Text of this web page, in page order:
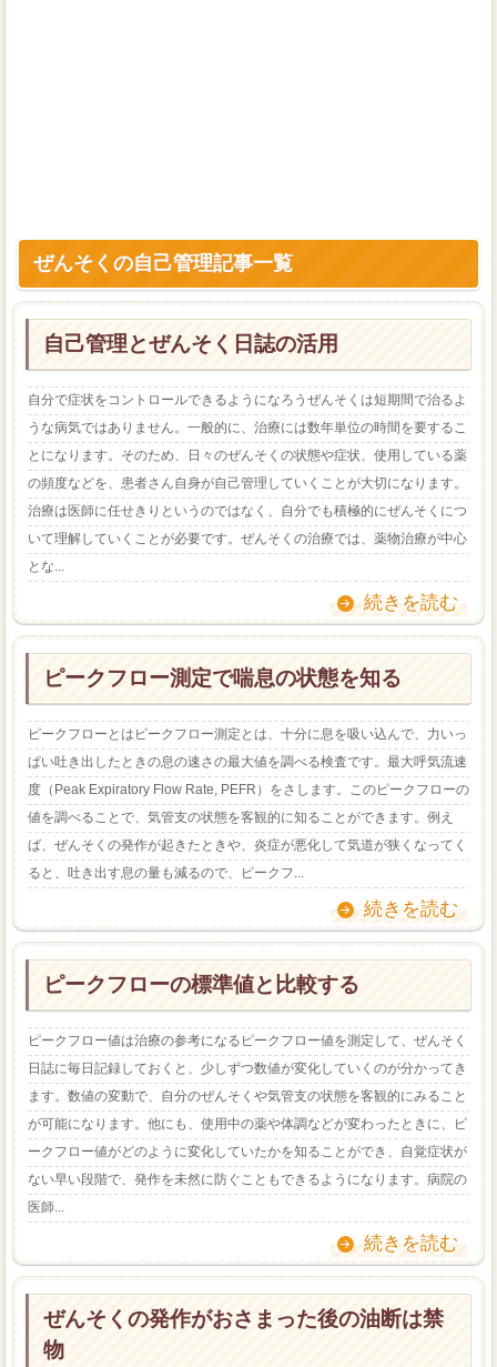
ぜんそくの自己管理記事一覧
自己管理とぜんそく日誌の活用
自分で症状をコントロールできるようになろうぜんそくは短期間で治るよ
うな病気ではありません。一般的に、治療には数年単位の時間を要するこ
とになります。そのため、日々のぜんそくの状態や症状、使用している薬
の頻度などを、患者さん自身が自己管理していくことが大切になります。
治療は医師に任せきりというのではなく、自分でも積極的にぜんそくにつ
いて理解していくことが必要です。ぜんそくの治療では、薬物治療が中心
とな...
続きを読む
ピークフロー測定で喘息の状態を知る
ピークフローとはピークフロー測定とは、十分に息を吸い込んで、力いっ
ぱい吐き出したときの息の速さの最大値を調べる検査です。最大呼気流速
度（Peak Expiratory Flow Rate, PEFR）をさします。このピークフローの
値を調べることで、気管支の状態を客観的に知ることができます。例え
ば、ぜんそくの発作が起きたときや、炎症が悪化して気道が狭くなってく
ると、吐き出す息の量も減るので、ピークフ...
続きを読む
ピークフローの標準値と比較する
ピークフロー値は治療の参考になるピークフロー値を測定して、ぜんそく
日誌に毎日記録しておくと、少しずつ数値が変化していくのが分かってき
ます。数値の変動で、自分のぜんそくや気管支の状態を客観的にみること
が可能になります。他にも、使用中の薬や体調などが変わったときに、ピ
ークフロー値がどのように変化していたかを知ることができ、自覚症状が
ない早い段階で、発作を未然に防ぐこともできるようになります。病院の
医師...
続きを読む
ぜんそくの発作がおさまった後の油断は禁
物